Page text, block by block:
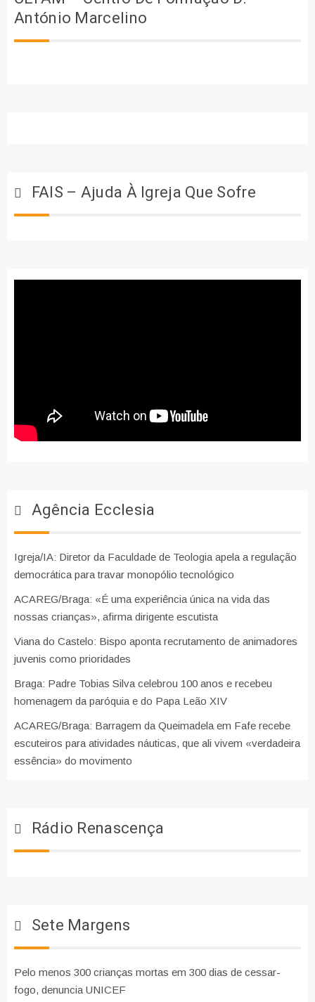
António Marcelino
FAIS – Ajuda À Igreja Que Sofre
Agência Ecclesia
Igreja/IA: Diretor da Faculdade de Teologia apela a regulação
democrática para travar monopólio tecnológico
ACAREG/Braga: «É uma experiência única na vida das
nossas crianças», afirma dirigente escutista
Viana do Castelo: Bispo aponta recrutamento de animadores
juvenis como prioridades
Braga: Padre Tobias Silva celebrou 100 anos e recebeu
homenagem da paróquia e do Papa Leão XIV
ACAREG/Braga: Barragem da Queimadela em Fafe recebe
escuteiros para atividades náuticas, que ali vivem «verdadeira
essência» do movimento
Rádio Renascença
Sete Margens
Pelo menos 300 crianças mortas em 300 dias de cessar-
fogo, denuncia UNICEF